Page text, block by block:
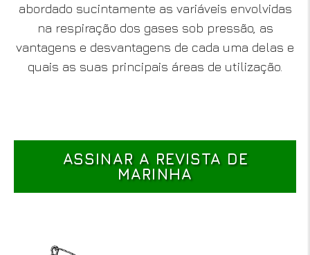
abordado sucintamente as variáveis envolvidas
na respiração dos gases sob pressão, as
vantagens e desvantagens de cada uma delas e
quais as suas principais áreas de utilização.
ASSINAR A REVISTA DE
MARINHA